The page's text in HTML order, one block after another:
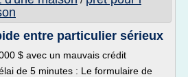
entre particulier sérieux
$ avec un mauvais crédit
de 5 minutes : Le formulaire de